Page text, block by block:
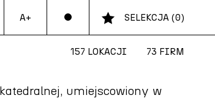
A+ SELEKCJA (0)
157 LOKACJI 73 FIRM
umiejscowiony w